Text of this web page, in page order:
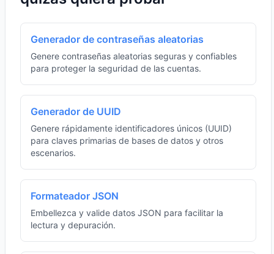
Generador de contraseñas aleatorias
Genere contraseñas aleatorias seguras y confiables
para proteger la seguridad de las cuentas.
Generador de UUID
Genere rápidamente identificadores únicos (UUID)
para claves primarias de bases de datos y otros
escenarios.
Formateador JSON
Embellezca y valide datos JSON para facilitar la
lectura y depuración.